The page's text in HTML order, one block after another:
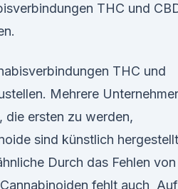
THC und
THC und
Mehrere
die ersten zu werden,
sind künstlich
Durch das Fehlen von
fehlt auch Auf